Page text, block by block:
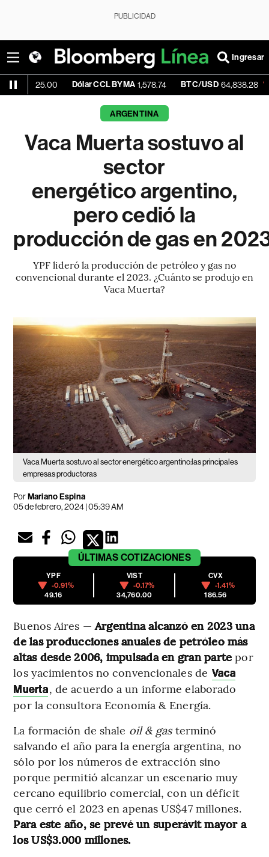
PUBLICIDAD
Ingresar
Dólar CCL BYMA 1,578.74 BTC/USD 64,838.28 -0.30%
ARGENTINA
Vaca Muerta sostuvo al
sector
energético argentino,
pero cedió la
producción de gas en
YPF lideró la producción de petróleo y gas no
convencional durante el 2023. ¿Cuánto se produjo en
Vaca Muerta?
Vaca Muerta sostuvo al sector energético argentino:las principales
empresas productoras
PorMariano Espina
05 de febrero, 2024 | 05:39 AM
ÚLTIMAS COTIZACIONES
YPF
-0.91%
49.16
VIST
-0.17%
34,760.00
CVX
-1.41%
186.56
Buenos Aires —Argentina alcanzó en 2023 una
de las producciones anuales de petróleo más
altas desde 2006, impulsada en gran parte por
los yacimientos no convencionales de Vaca
Muerta, de acuerdo a un informe elaborado
por la consultora Economía & Energía.
La formación de shale oil & gas terminó
salvando el año para la energía argentina, no
sólo por los números de extracción sino
porque permitió alcanzar un escenario muy
cercano equilibrio comercial, con un déficit
que cerró el 2023 en apenas US$47 millones.
Para este año, se prevé un superávit mayor a
los US$3.000 millones.